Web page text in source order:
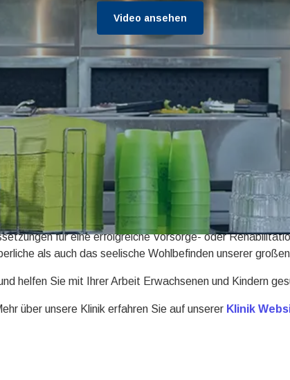
Video ansehen
befindet sich im Heilbad Bad Schönborn, umgeben von
einlädt. Um Bad Schönborn herum gibt es mit
und alle Vorteile des städtischen Raumes zu
für eine erfolgreiche Vorsorge- oder
als auch das seelische Wohlbefinden unserer
helfen Sie mit Ihrer Arbeit Erwachsenen und Kindern
über unsere Klinik erfahren Sie auf unserer Klinik